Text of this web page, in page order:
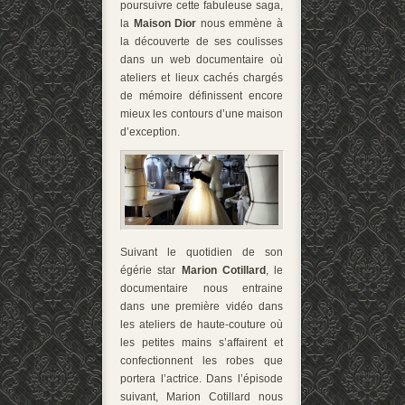
poursuivre cette fabuleuse saga,
la Maison Dior nous emmène à
la découverte de ses coulisses
dans un web documentaire où
ateliers et lieux cachés chargés
de mémoire définissent encore
mieux les contours d’une maison
d’exception.
Suivant le quotidien de son
égérie star
Marion Cotillard , le
documentaire nous entraine
dans une première vidéo dans
les ateliers de haute-couture où
les petites mains s’affairent et
confectionnent les robes que
portera l’actrice. Dans l’épisode
suivant, Marion Cotillard nous